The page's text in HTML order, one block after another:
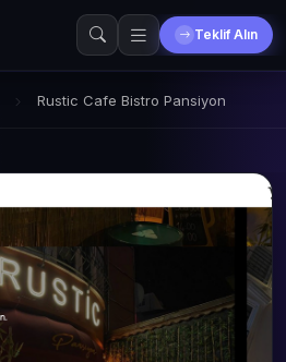
Teklif Alın
Rustic Cafe Bistro Pansiyon